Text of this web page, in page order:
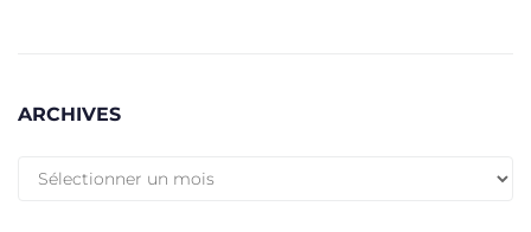
ARCHIVES